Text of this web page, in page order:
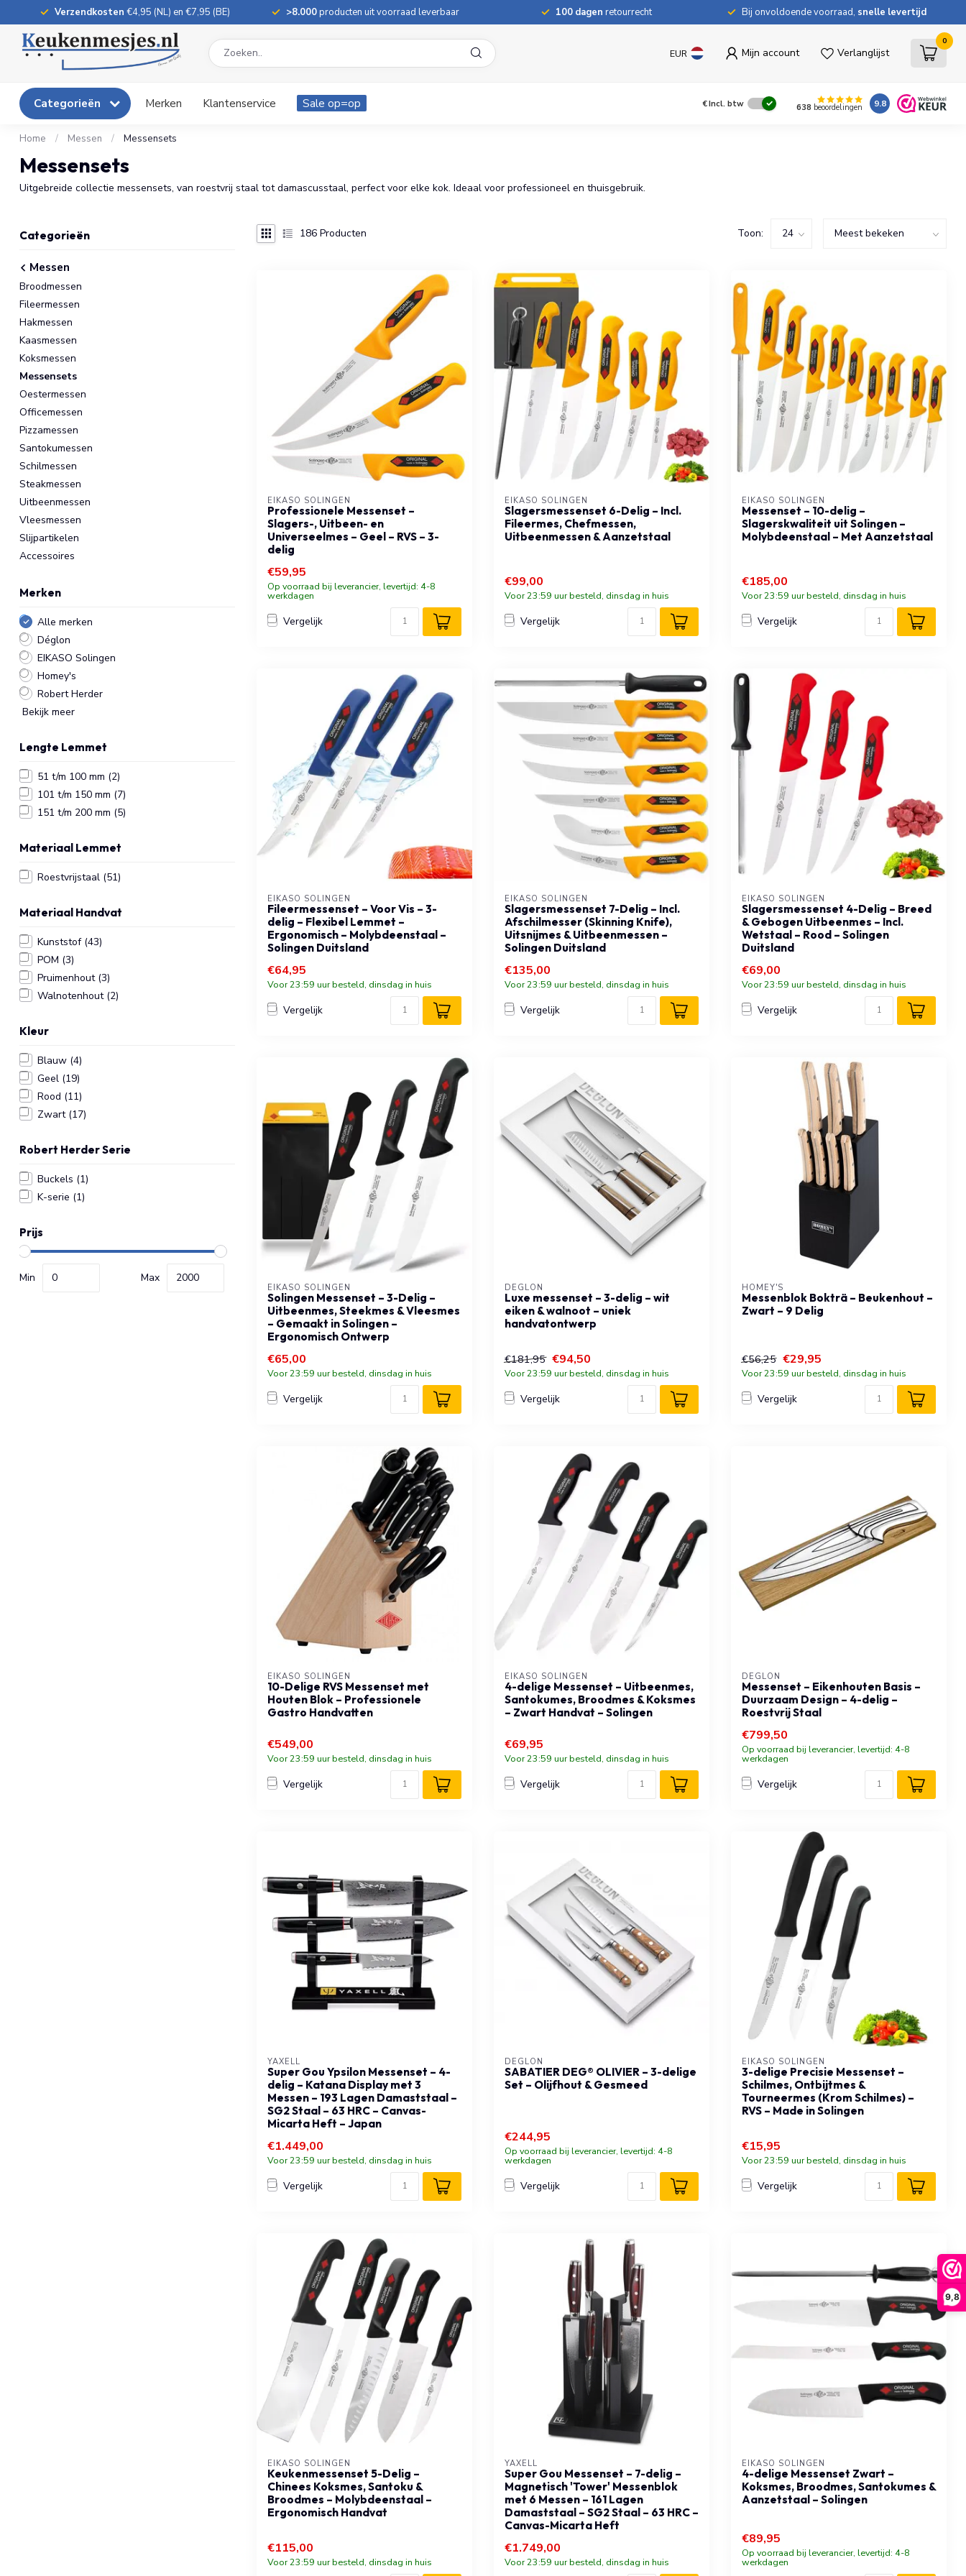
9,8
Verzendkosten €4,95 (NL) en €7,95 (BE) >8.000producten uit voorraad leverbaar 100 dagen retourrecht Bij onvoldoende voorraad, snelle levertijd
EUR Mijn account Verlanglijst
0
Categorieën Merken Klantenservice Sale op=op €Incl. btw 638 beoordelingen 9.8
Home / Messen / Messensets
Messensets
Uitgebreide collectie messensets, van roestvrij staal tot damascusstaal, perfect voor elke kok. Ideaal voor professioneel en thuisgebruik.
Categorieën
Messen
Broodmessen
Fileermessen
Hakmessen
Kaasmessen
Koksmessen
Messensets
Oestermessen
Officemessen
Pizzamessen
Santokumessen
Schilmessen
Steakmessen
Uitbeenmessen
Vleesmessen
Slijpartikelen
Accessoires
Merken
Alle merken
Déglon
EIKASO Solingen
Homey's
Robert Herder
Bekijk meer
Lengte Lemmet
51 t/m 100 mm (2)
101 t/m 150 mm (7)
151 t/m 200 mm (5)
Materiaal Lemmet
Roestvrijstaal (51)
Materiaal Handvat
Kunststof (43)
POM (3)
Pruimenhout (3)
Walnotenhout (2)
Kleur
Blauw (4)
Geel (19)
Rood (11)
Zwart (17)
Robert Herder Serie
Buckels (1)
K-serie (1)
Prijs
Min Max
186 Producten Toon:
EIKASO SOLINGEN
Professionele Messenset –
Slagers-, Uitbeen- en
Universeelmes – Geel – RVS – 3-
delig
€59,95
Op voorraad bij leverancier, levertijd: 4-8
werkdagen
Vergelijk
EIKASO SOLINGEN
Slagersmessenset 6-Delig – Incl.
Fileermes, Chefmessen,
Uitbeenmessen & Aanzetstaal
€99,00
Voor 23:59 uur besteld, dinsdag in huis
Vergelijk
EIKASO SOLINGEN
Messenset – 10-delig –
Slagerskwaliteit uit Solingen –
Molybdeenstaal – Met Aanzetstaal
€185,00
Voor 23:59 uur besteld, dinsdag in huis
Vergelijk
EIKASO SOLINGEN
Fileermessenset – Voor Vis – 3-
delig – Flexibel Lemmet –
Ergonomisch – Molybdeenstaal –
Solingen Duitsland
€64,95
Voor 23:59 uur besteld, dinsdag in huis
Vergelijk
EIKASO SOLINGEN
Slagersmessenset 7-Delig – Incl.
Afschilmesser (Skinning Knife),
Uitsnijmes & Uitbeenmessen –
Solingen Duitsland
€135,00
Voor 23:59 uur besteld, dinsdag in huis
Vergelijk
EIKASO SOLINGEN
Slagersmessenset 4-Delig – Breed
& Gebogen Uitbeenmes – Incl.
Wetstaal – Rood – Solingen
Duitsland
€69,00
Voor 23:59 uur besteld, dinsdag in huis
Vergelijk
EIKASO SOLINGEN
Solingen Messenset – 3-Delig –
Uitbeenmes, Steekmes & Vleesmes
– Gemaakt in Solingen –
Ergonomisch Ontwerp
€65,00
Voor 23:59 uur besteld, dinsdag in huis
Vergelijk
DÉGLON
Luxe messenset – 3-delig – wit
eiken & walnoot – uniek
handvatontwerp
€181,95 €94,50
Voor 23:59 uur besteld, dinsdag in huis
Vergelijk
HOMEY'S
Messenblok Bokträ – Beukenhout –
Zwart – 9 Delig
€56,25 €29,95
Voor 23:59 uur besteld, dinsdag in huis
Vergelijk
EIKASO SOLINGEN
10-Delige RVS Messenset met
Houten Blok – Professionele
Gastro Handvatten
€549,00
Voor 23:59 uur besteld, dinsdag in huis
Vergelijk
EIKASO SOLINGEN
4-delige Messenset – Uitbeenmes,
Santokumes, Broodmes & Koksmes
– Zwart Handvat – Solingen
€69,95
Voor 23:59 uur besteld, dinsdag in huis
Vergelijk
DÉGLON
Messenset – Eikenhouten Basis –
Duurzaam Design – 4-delig –
Roestvrij Staal
€799,50
Op voorraad bij leverancier, levertijd: 4-8
werkdagen
Vergelijk
YAXELL
Super Gou Ypsilon Messenset – 4-
delig – Katana Display met 3
Messen – 193 Lagen Damaststaal –
SG2 Staal – 63 HRC – Canvas-
Micarta Heft – Japan
€1.449,00
Voor 23:59 uur besteld, dinsdag in huis
Vergelijk
DÉGLON
SABATIER DEG® OLIVIER – 3-delige
Set – Olijfhout & Gesmeed
€244,95
Op voorraad bij leverancier, levertijd: 4-8
werkdagen
Vergelijk
EIKASO SOLINGEN
3-delige Precisie Messenset –
Schilmes, Ontbijtmes &
Tourneermes (Krom Schilmes) –
RVS – Made in Solingen
€15,95
Voor 23:59 uur besteld, dinsdag in huis
Vergelijk
EIKASO SOLINGEN
Keukenmessenset 5-Delig –
Chinees Koksmes, Santoku &
Broodmes – Molybdeenstaal –
Ergonomisch Handvat
€115,00
Voor 23:59 uur besteld, dinsdag in huis
YAXELL
Super Gou Messenset – 7-delig –
Magnetisch 'Tower' Messenblok
met 6 Messen – 161 Lagen
Damaststaal – SG2 Staal – 63 HRC –
Canvas-Micarta Heft
€1.749,00
Voor 23:59 uur besteld, dinsdag in huis
EIKASO SOLINGEN
4-delige Messenset Zwart –
Koksmes, Broodmes, Santokumes &
Aanzetstaal – Solingen
€89,95
Op voorraad bij leverancier, levertijd: 4-8
werkdagen